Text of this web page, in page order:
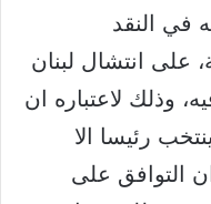
في النقد
على انتشال لبنان
وذلك لاعتباره ان
رئيسا الا
التوافق على